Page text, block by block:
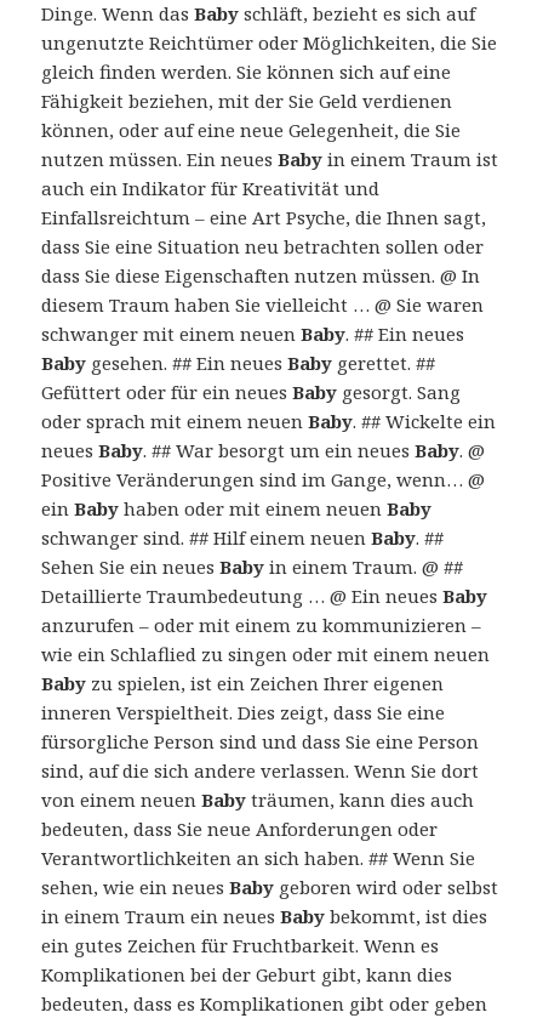
Dinge. Wenn dasBaby schläft, bezieht es sich auf
ungenutzte Reichtümer oder Möglichkeiten, die Sie
gleich finden werden. Sie können sich auf eine
Fähigkeit beziehen, mit der Sie Geld verdienen
können, oder auf eine neue Gelegenheit, die Sie
nutzen müssen. Ein neuesBaby in einem Traum ist
auch ein Indikator für Kreativität und
Einfallsreichtum – eine Art Psyche, die Ihnen sagt,
dass Sie eine Situation neu betrachten sollen oder
dass Sie diese Eigenschaften nutzen müssen. @ In
diesem Traum haben Sie vielleicht … @ Sie waren
schwanger mit einem neuenBaby. ## Ein neues
Baby gesehen. ## Ein neuesBaby gerettet. ##
Gefüttert oder für ein neuesBaby gesorgt. Sang
oder sprach mit einem neuenBaby. ## Wickelte ein
neuesBaby. ## War besorgt um ein neuesBaby. @
Positive Veränderungen sind im Gange, wenn… @
einBaby haben oder mit einem neuenBaby
schwanger sind. ## Hilf einem neuenBaby. ##
Sehen Sie ein neuesBaby in einem Traum. @ ##
Detaillierte Traumbedeutung … @ Ein neuesBaby
anzurufen – oder mit einem zu kommunizieren –
wie ein Schlaflied zu singen oder mit einem neuen
Baby zu spielen, ist ein Zeichen Ihrer eigenen
inneren Verspieltheit. Dies zeigt, dass Sie eine
fürsorgliche Person sind und dass Sie eine Person
sind, auf die sich andere verlassen. Wenn Sie dort
von einem neuenBaby träumen, kann dies auch
bedeuten, dass Sie neue Anforderungen oder
Verantwortlichkeiten an sich haben. ## Wenn Sie
sehen, wie ein neuesBaby geboren wird oder selbst
in einem Traum ein neuesBaby bekommt, ist dies
ein gutes Zeichen für Fruchtbarkeit. Wenn es
Komplikationen bei der Geburt gibt, kann dies
bedeuten, dass es Komplikationen gibt oder geben